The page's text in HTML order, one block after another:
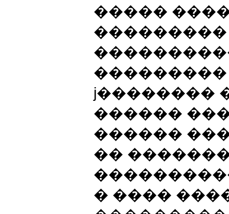
�����
���������
ϳ��������
������
������
��
� ����